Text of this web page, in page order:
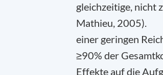
gleichzeitige, nicht
Mathieu, 2005).
einer geringen
≥90% der
Effekte auf die